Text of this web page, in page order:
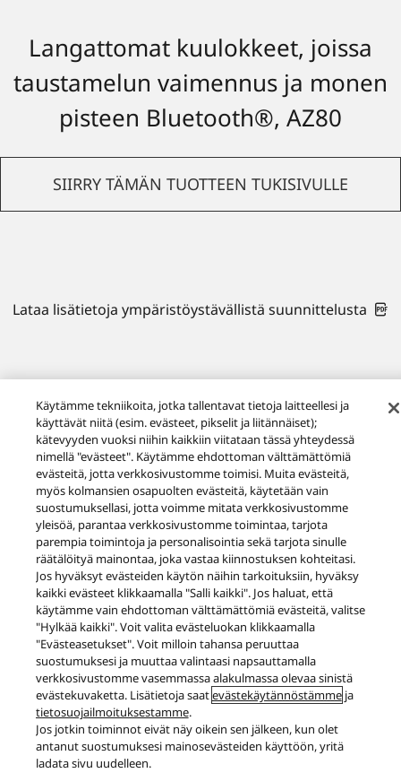
Langattomat kuulokkeet, joissa
taustamelun vaimennus ja monen
pisteen Bluetooth®, AZ80
SIIRRY TÄMÄN TUOTTEEN TUKISIVULLE
Lataa lisätietoja ympäristöystävällistä suunnittelusta
Tuotteet Kuulokkeet EAH-AZ80
Facebook X YouTube
Instagram
Käyttöehdot
Tietosuojakäytäntö
Evästekäytäntö
Käytettävyys
Ilmoita esteistä
EU Data Act
Lakisääteinen virhevastuu
Area/Country
Copyright © 2026 Panasonic All rights reserved.
Käytämme tekniikoita, jotka tallentavat tietoja laitteellesi ja
käyttävät niitä (esim. evästeet, pikselit ja liitännäiset);
kätevyyden vuoksi niihin kaikkiin viitataan tässä yhteydessä
nimellä "evästeet". Käytämme ehdottoman välttämättömiä
evästeitä, jotta verkkosivustomme toimisi. Muita evästeitä,
myös kolmansien osapuolten evästeitä, käytetään vain
suostumuksellasi, jotta voimme mitata verkkosivustomme
yleisöä, parantaa verkkosivustomme toimintaa, tarjota
parempia toimintoja ja personalisointia sekä tarjota sinulle
räätälöityä mainontaa, joka vastaa kiinnostuksen kohteitasi.
Jos hyväksyt evästeiden käytön näihin tarkoituksiin, hyväksy
kaikki evästeet klikkaamalla "Salli kaikki". Jos haluat, että
käytämme vain ehdottoman välttämättömiä evästeitä, valitse
"Hylkää kaikki". Voit valita evästeluokan klikkaamalla
"Evästeasetukset". Voit milloin tahansa peruuttaa
suostumuksesi ja muuttaa valintaasi napsauttamalla
verkkosivustomme vasemmassa alakulmassa olevaa sinistä
evästekuvaketta. Lisätietoja saatevästekäytännöstämmeja
tietosuojailmoituksestamme.
Jos jotkin toiminnot eivät näy oikein sen jälkeen, kun olet
antanut suostumuksesi mainosevästeiden käyttöön, yritä
ladata sivu uudelleen.